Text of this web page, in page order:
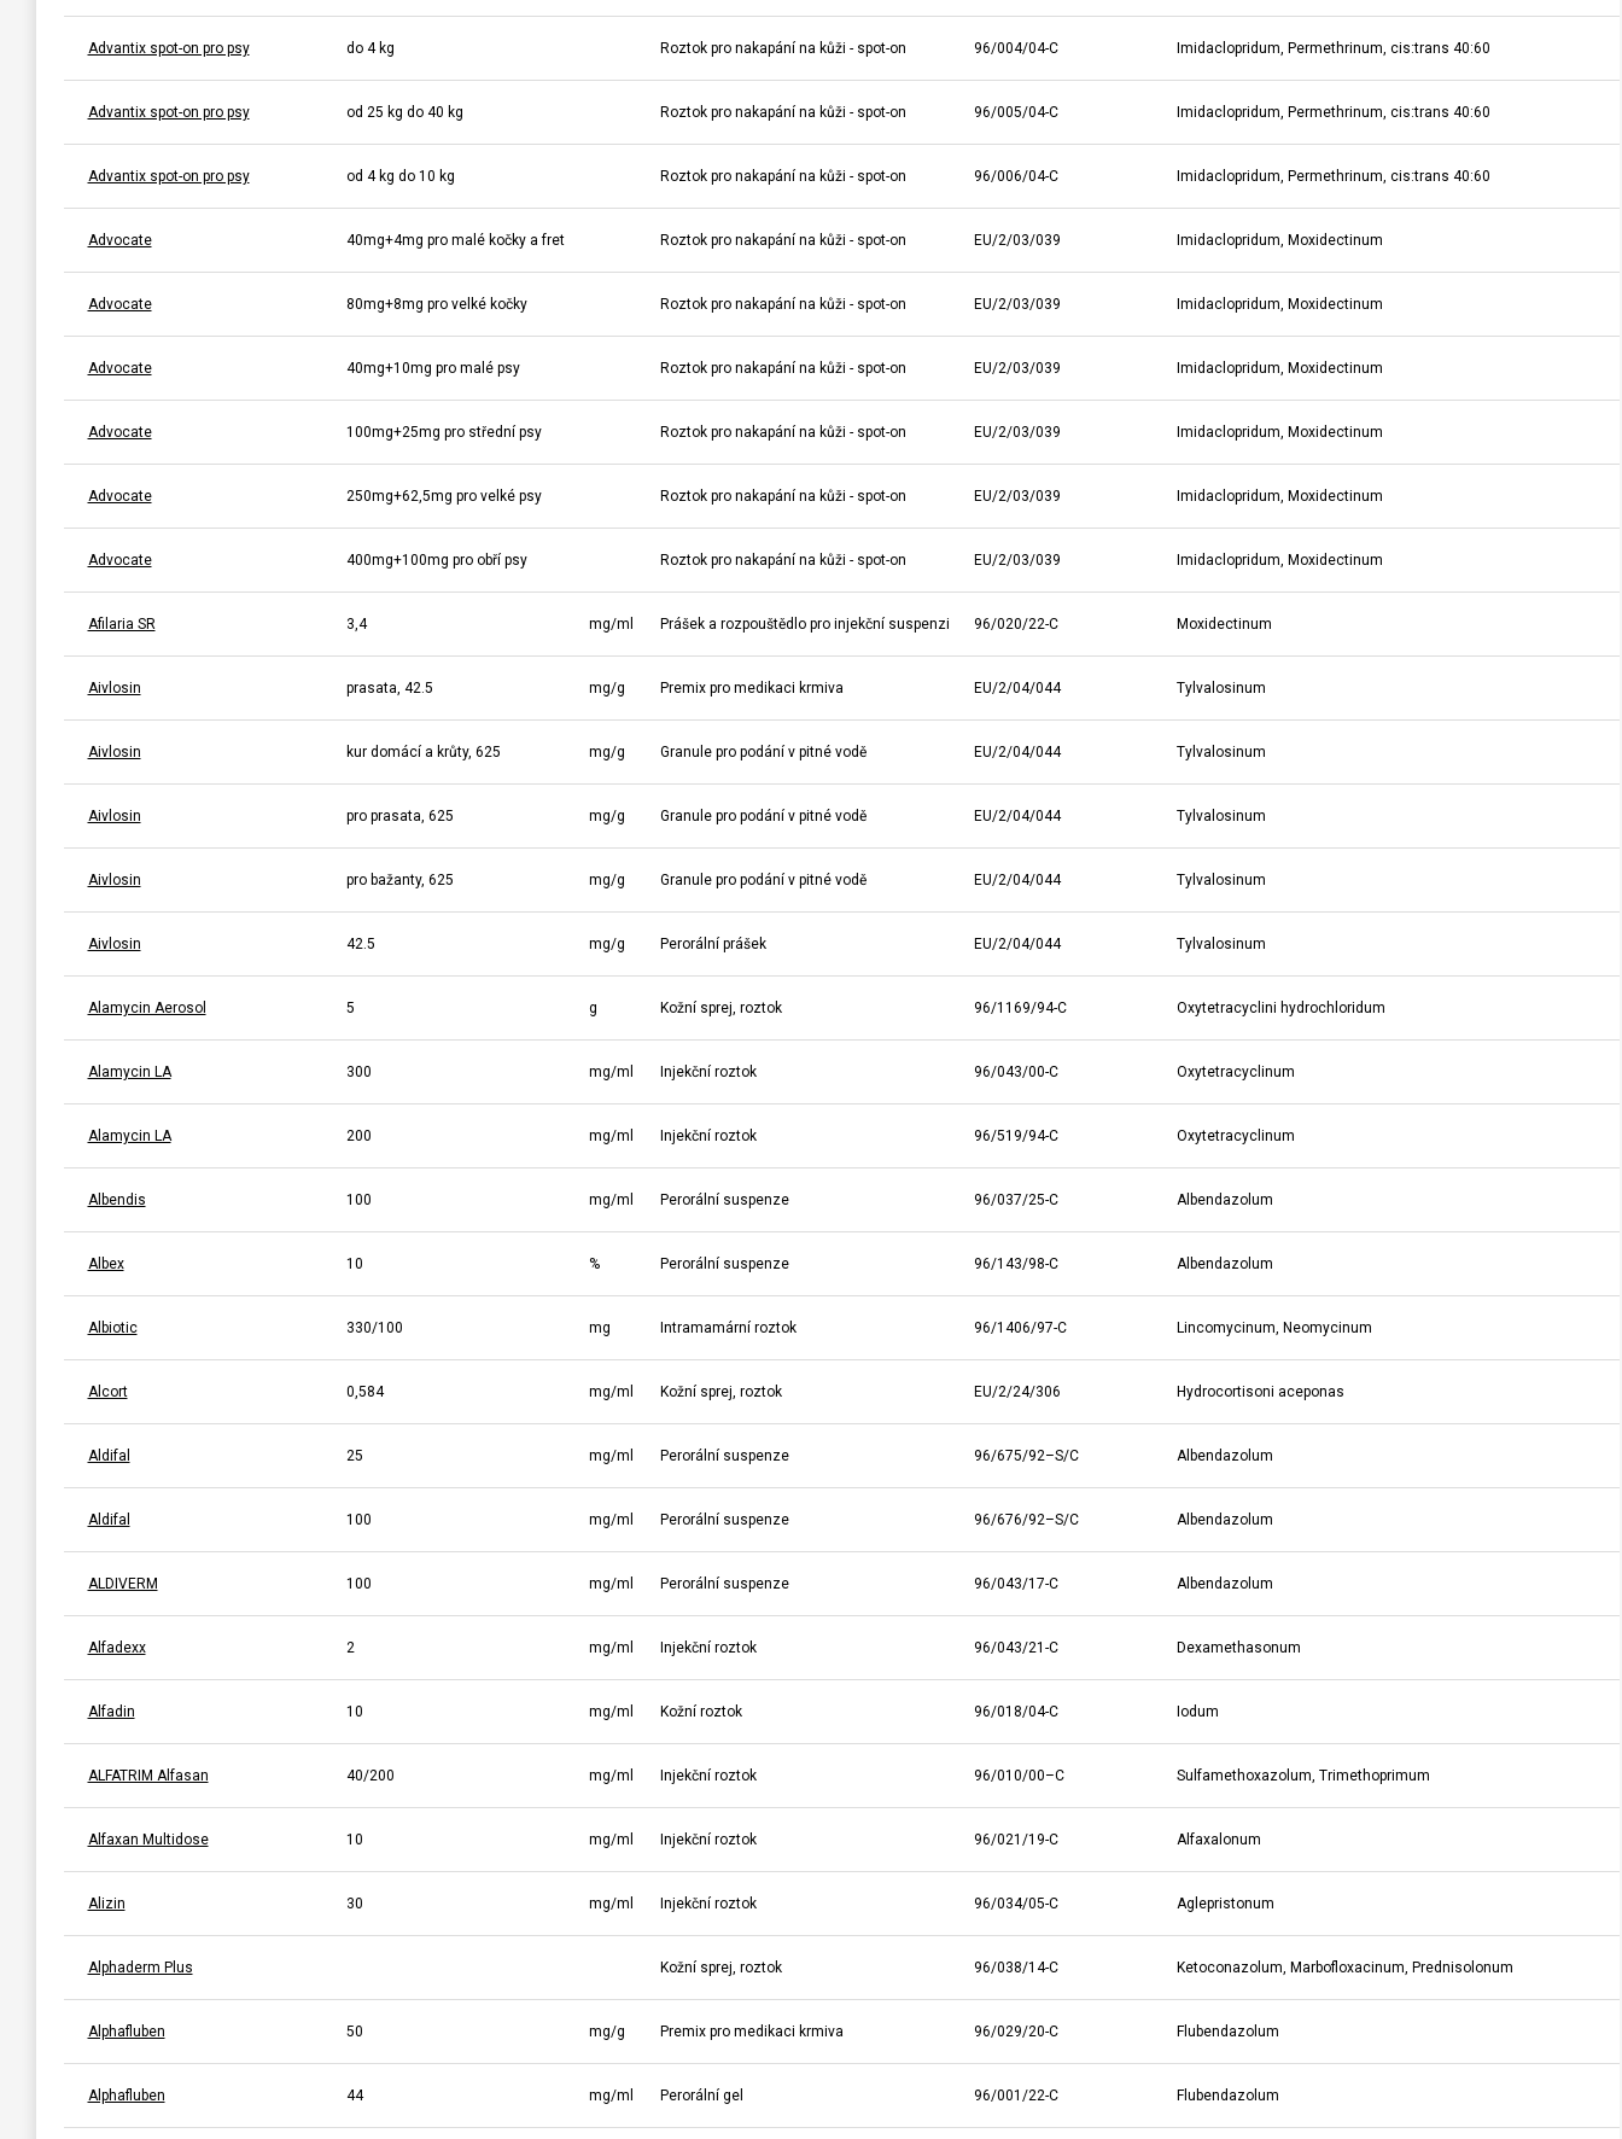
Advantix spot-on pro psy do 4 kg Roztok pro nakapání na kůži - spot-on 96/004/04-C Imidaclopridum, Permethrinum, cis:trans 40:60
Advantix spot-on pro psy od 25 kg do 40 kg Roztok pro nakapání na kůži - spot-on 96/005/04-C Imidaclopridum, Permethrinum, cis:trans 40:60
Advantix spot-on pro psy od 4 kg do 10 kg Roztok pro nakapání na kůži - spot-on 96/006/04-C Imidaclopridum, Permethrinum, cis:trans 40:60
Advocate 40mg+4mg pro malé kočky a fret Roztok pro nakapání na kůži - spot-on EU/2/03/039 Imidaclopridum, Moxidectinum
Advocate 80mg+8mg pro velké kočky Roztok pro nakapání na kůži - spot-on EU/2/03/039 Imidaclopridum, Moxidectinum
Advocate 40mg+10mg pro malé psy Roztok pro nakapání na kůži - spot-on EU/2/03/039 Imidaclopridum, Moxidectinum
Advocate 100mg+25mg pro střední psy Roztok pro nakapání na kůži - spot-on EU/2/03/039 Imidaclopridum, Moxidectinum
Advocate 250mg+62,5mg pro velké psy Roztok pro nakapání na kůži - spot-on EU/2/03/039 Imidaclopridum, Moxidectinum
Advocate 400mg+100mg pro obří psy Roztok pro nakapání na kůži - spot-on EU/2/03/039 Imidaclopridum, Moxidectinum
Afilaria SR 3,4 mg/ml Prášek a rozpouštědlo pro injekční suspenzi 96/020/22-C Moxidectinum
Aivlosin prasata, 42.5 mg/g Premix pro medikaci krmiva EU/2/04/044 Tylvalosinum
Aivlosin kur domácí a krůty, 625 mg/g Granule pro podání v pitné vodě EU/2/04/044 Tylvalosinum
Aivlosin pro prasata, 625 mg/g Granule pro podání v pitné vodě EU/2/04/044 Tylvalosinum
Aivlosin pro bažanty, 625 mg/g Granule pro podání v pitné vodě EU/2/04/044 Tylvalosinum
Aivlosin 42.5 mg/g Perorální prášek EU/2/04/044 Tylvalosinum
Alamycin Aerosol 5 g Kožní sprej, roztok 96/1169/94-C Oxytetracyclini hydrochloridum
Alamycin LA 300 mg/ml Injekční roztok 96/043/00-C Oxytetracyclinum
Alamycin LA 200 mg/ml Injekční roztok 96/519/94-C Oxytetracyclinum
Albendis 100 mg/ml Perorální suspenze 96/037/25-C Albendazolum
Albex 10 % Perorální suspenze 96/143/98-C Albendazolum
Albiotic 330/100 mg Intramamární roztok 96/1406/97-C Lincomycinum, Neomycinum
Alcort 0,584 mg/ml Kožní sprej, roztok EU/2/24/306 Hydrocortisoni aceponas
Aldifal 25 mg/ml Perorální suspenze 96/675/92–S/C Albendazolum
Aldifal 100 mg/ml Perorální suspenze 96/676/92–S/C Albendazolum
ALDIVERM 100 mg/ml Perorální suspenze 96/043/17-C Albendazolum
Alfadexx 2 mg/ml Injekční roztok 96/043/21-C Dexamethasonum
Alfadin 10 mg/ml Kožní roztok 96/018/04-C Iodum
ALFATRIM Alfasan 40/200 mg/ml Injekční roztok 96/010/00–C Sulfamethoxazolum, Trimethoprimum
Alfaxan Multidose 10 mg/ml Injekční roztok 96/021/19-C Alfaxalonum
Alizin 30 mg/ml Injekční roztok 96/034/05-C Aglepristonum
Alphaderm Plus Kožní sprej, roztok 96/038/14-C Ketoconazolum, Marbofloxacinum, Prednisolonum
Alphafluben 50 mg/g Premix pro medikaci krmiva 96/029/20-C Flubendazolum
Alphafluben 44 mg/ml Perorální gel 96/001/22-C Flubendazolum